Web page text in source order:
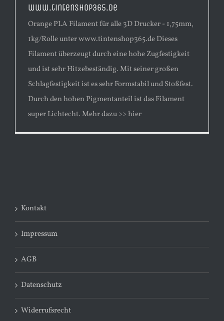
www.tintenshop365.de
Orange PLA Filament für alle 3D Drucker - 1,75mm,
1kg/Rolle unter www.tintenshop365.de Dieses
Filament überzeugt durch eine hohe Zugfestigkeit
und ist sehr Hitzebeständig. Mit seiner großen
Schlagfestigkeit ist es sehr Formstabil und Stoßfest.
Durch den hohen Pigmentanteil ist das Filament
super Lichtecht. Mehr dazu >> hier
Kontakt
Impressum
AGB
Datenschutz
Widerrufsrecht